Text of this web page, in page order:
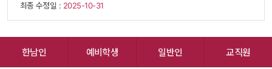
최종 수정일 : 2025-10-31
한남인 예비학생 일반인 교직원